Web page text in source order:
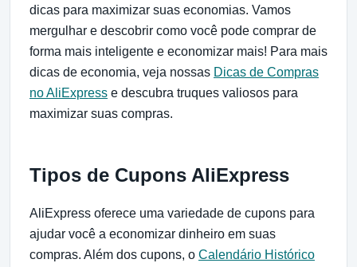
dicas para maximizar suas economias. Vamos
mergulhar e descobrir como você pode comprar de
forma mais inteligente e economizar mais! Para mais
dicas de economia, veja nossas Dicas de Compras
no AliExpress e descubra truques valiosos para
maximizar suas compras.
Tipos de Cupons AliExpress
AliExpress oferece uma variedade de cupons para
ajudar você a economizar dinheiro em suas
compras. Além dos cupons, o Calendário Histórico